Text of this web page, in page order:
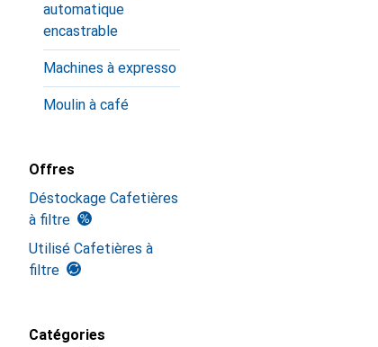
automatique
encastrable
Machines à expresso
Moulin à café
Offres
Déstockage Cafetières
à filtre
Utilisé Cafetières à
filtre
Catégories